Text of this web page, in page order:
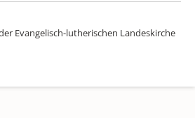
Evangelisch-lutherischen Landeskirche